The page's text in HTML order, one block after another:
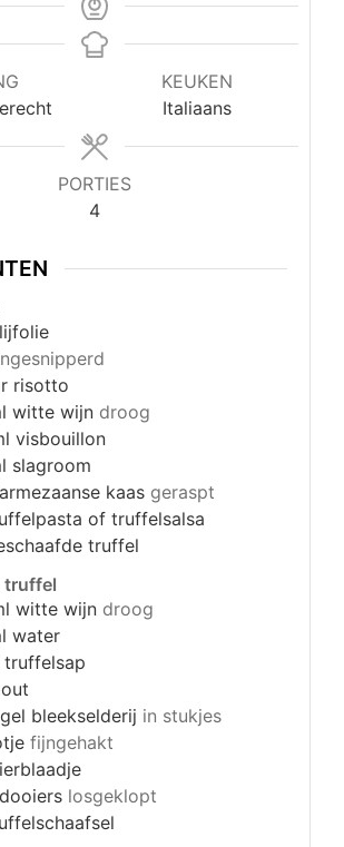
KEUKEN
Italiaans
PORTIES
4
risotto
witte wijn droog
visbouillon
slagroom
kaas geraspt
of truffelsalsa
truffel
truffel
witte wijn droog
water
truffelsap
bleekselderij in stukjes
fijngehakt
losgeklopt